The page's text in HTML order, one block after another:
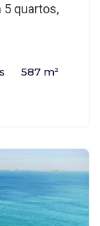
5 quartos,
587 m²